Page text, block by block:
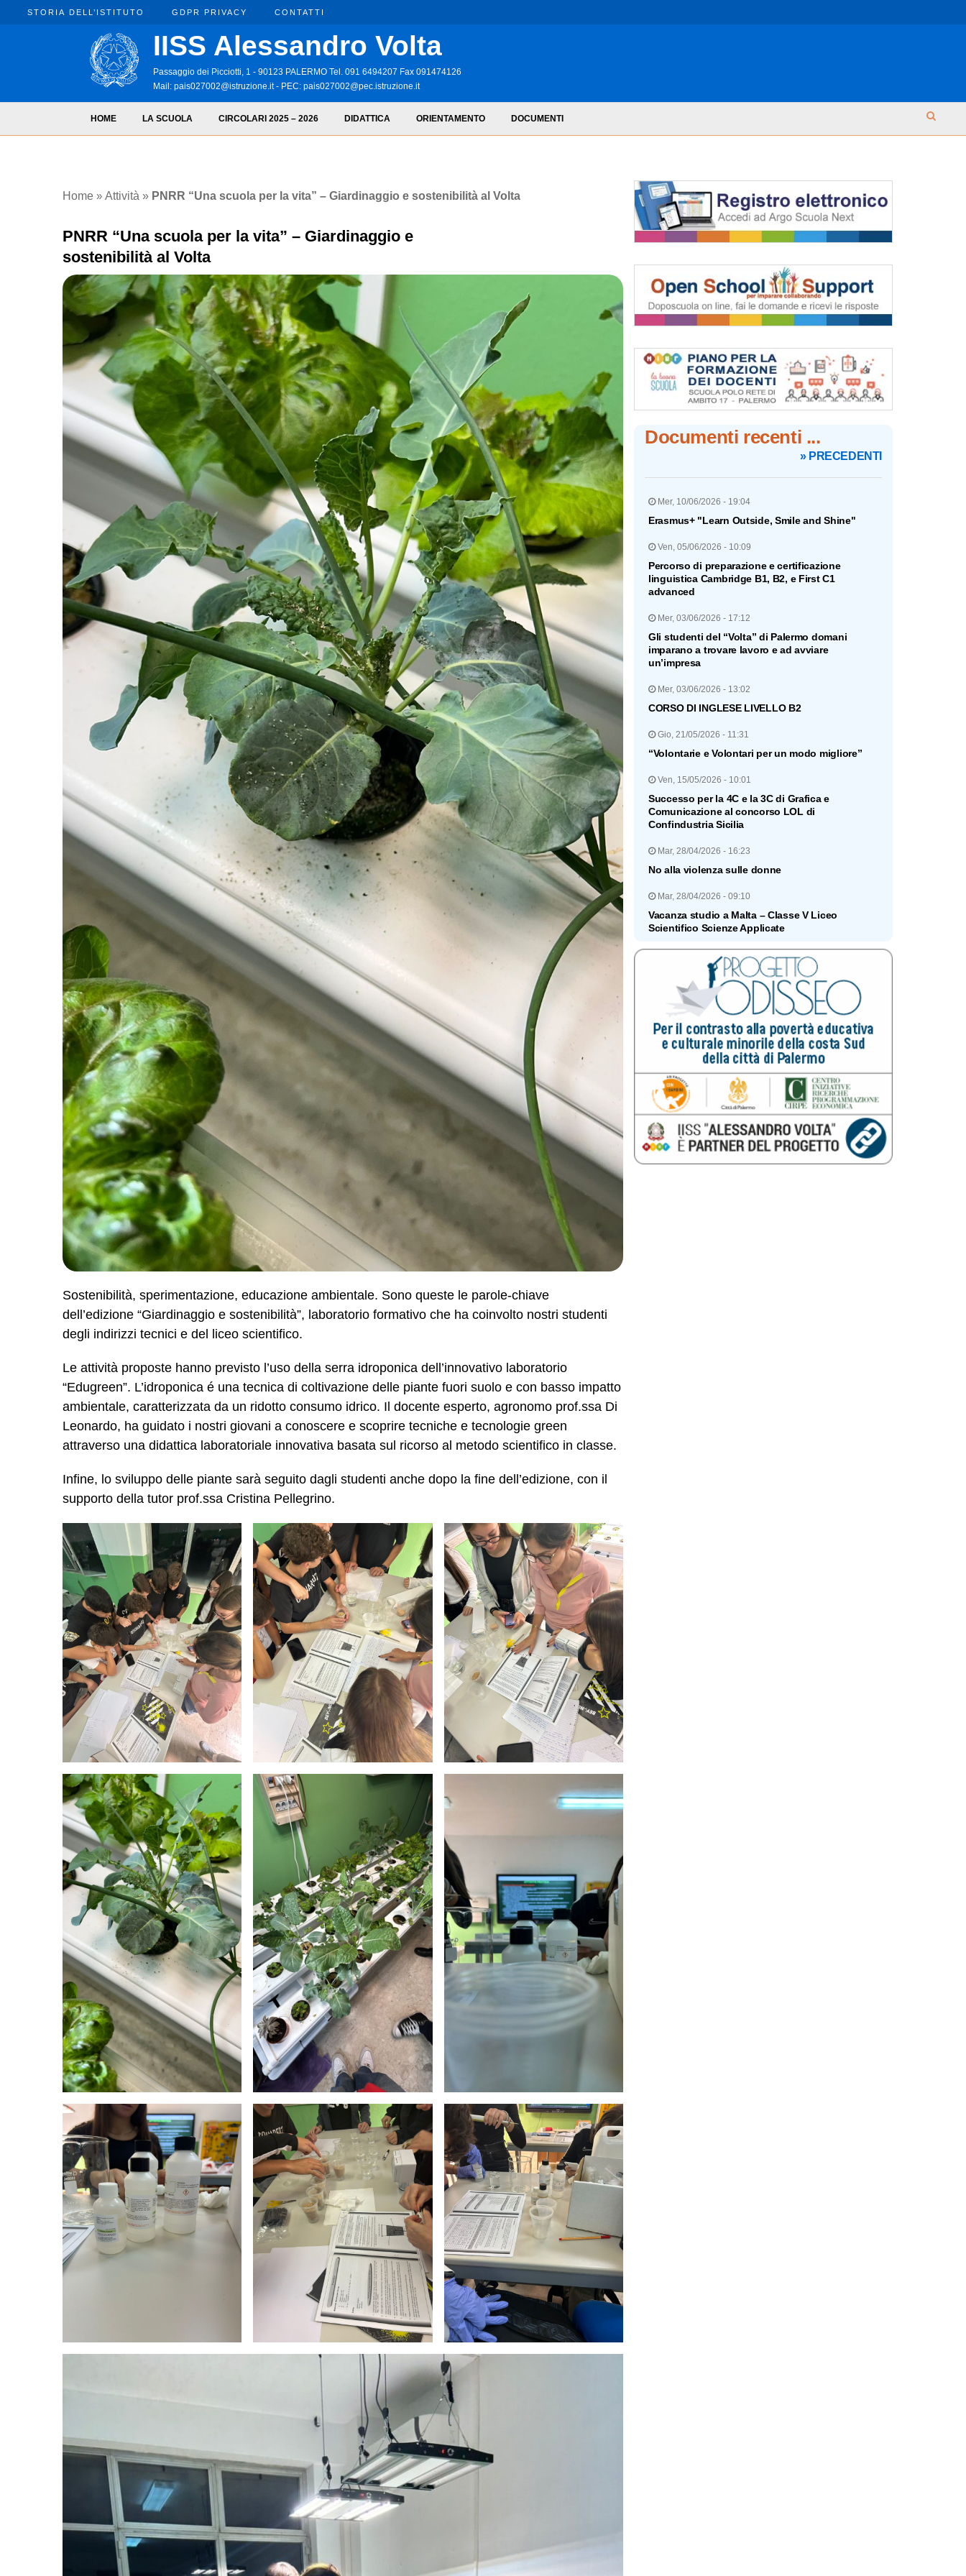
STORIA DELL’ISTITUTO GDPR PRIVACY CONTATTI
IISS Alessandro Volta
Passaggio dei Picciotti, 1 - 90123 PALERMO Tel. 091 6494207 Fax 091474126
Mail:pais027002@istruzione.it- PEC:pais027002@pec.istruzione.it
HOME LA SCUOLA CIRCOLARI 2025 – 2026 DIDATTICA ORIENTAMENTO DOCUMENTI
Home » Attività » PNRR “Una scuola per la vita” – Giardinaggio e sostenibilità al Volta
PNRR “Una scuola per la vita” – Giardinaggio e
sostenibilità al Volta
Sostenibilità, sperimentazione, educazione ambientale. Sono queste le parole-chiave
dell’edizione “Giardinaggio e sostenibilità”, laboratorio formativo che ha coinvolto nostri studenti
degli indirizzi tecnici e del liceo scientifico.
Le attività proposte hanno previsto l’uso della serra idroponica dell’innovativo laboratorio
“Edugreen”. L’idroponica é una tecnica di coltivazione delle piante fuori suolo e con basso impatto
ambientale, caratterizzata da un ridotto consumo idrico. Il docente esperto, agronomo prof.ssa Di
Leonardo, ha guidato i nostri giovani a conoscere e scoprire tecniche e tecnologie green
attraverso una didattica laboratoriale innovativa basata sul ricorso al metodo scientifico in classe.
Infine, lo sviluppo delle piante sarà seguito dagli studenti anche dopo la fine dell’edizione, con il
supporto della tutor prof.ssa Cristina Pellegrino.
Documenti recenti ...
» PRECEDENTI
Mer, 10/06/2026 - 19:04
Erasmus+ "Learn Outside, Smile and Shine"
Ven, 05/06/2026 - 10:09
Percorso di preparazione e certificazione
linguistica Cambridge B1, B2, e First C1
advanced
Mer, 03/06/2026 - 17:12
Gli studenti del “Volta” di Palermo domani
imparano a trovare lavoro e ad avviare
un’impresa
Mer, 03/06/2026 - 13:02
CORSO DI INGLESE LIVELLO B2
Gio, 21/05/2026 - 11:31
“Volontarie e Volontari per un modo migliore”
Ven, 15/05/2026 - 10:01
Successo per la 4C e la 3C di Grafica e
Comunicazione al concorso LOL di
Confindustria Sicilia
Mar, 28/04/2026 - 16:23
No alla violenza sulle donne
Mar, 28/04/2026 - 09:10
Vacanza studio a Malta – Classe V Liceo
Scientifico Scienze Applicate